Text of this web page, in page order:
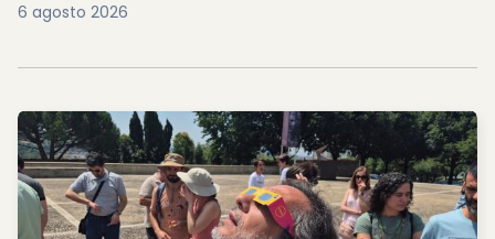
6 agosto 2026